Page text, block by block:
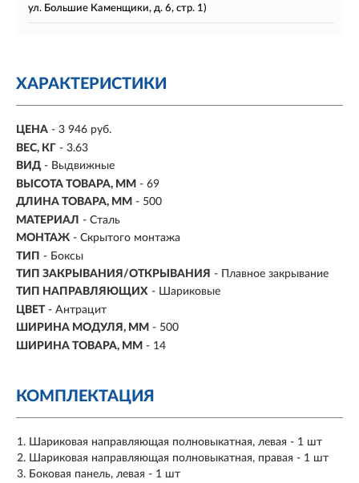
ул. Большие Каменщики, д. 6, стр. 1)
ХАРАКТЕРИСТИКИ
ЦЕНА - 3 946 руб.
ВЕС, КГ - 3.63
ВИД - Выдвижные
ВЫСОТА ТОВАРА, ММ - 69
ДЛИНА ТОВАРА, ММ - 500
МАТЕРИАЛ - Сталь
МОНТАЖ - Скрытого монтажа
ТИП - Боксы
ТИП ЗАКРЫВАНИЯ/ОТКРЫВАНИЯ - Плавное закрывание
ТИП НАПРАВЛЯЮЩИХ - Шариковые
ЦВЕТ - Антрацит
ШИРИНА МОДУЛЯ, ММ - 500
ШИРИНА ТОВАРА, ММ - 14
КОМПЛЕКТАЦИЯ
Шариковая направляющая полновыкатная, левая - 1 шт
Шариковая направляющая полновыкатная, правая - 1 шт
Боковая панель, левая - 1 шт